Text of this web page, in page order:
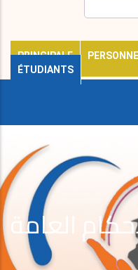
PRINCIPALE
ÉTUDIANTS
العامة